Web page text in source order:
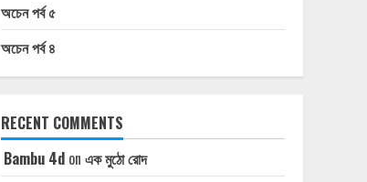
অচেন পর্ব ৫
অচেন পর্ব ৪
RECENT COMMENTS
Bambu 4don এক মুঠো রোদ